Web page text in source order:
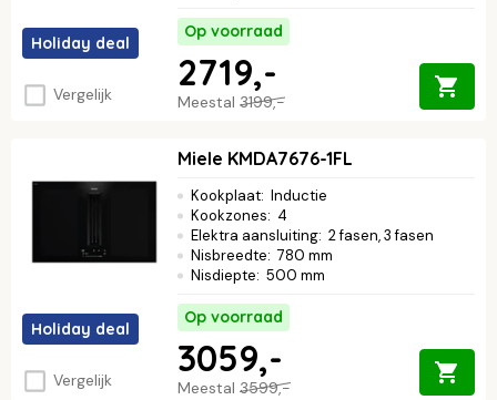
Holiday deal
Vergelijk
Op voorraad
Meestal 3199,-
2719,-
Holiday deal
Vergelijk
Miele KMDA7676-1FL
Kookplaat: Inductie
Kookzones: 4
Elektra aansluiting: 2 fasen, 3 fasen
Nisbreedte: 780 mm
Nisdiepte: 500 mm
Op voorraad
Meestal 3599,-
3059,-